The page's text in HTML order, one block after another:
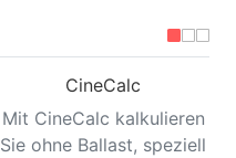
CineCalc
Mit CineCalc kalkulieren
Sie ohne Ballast, speziell